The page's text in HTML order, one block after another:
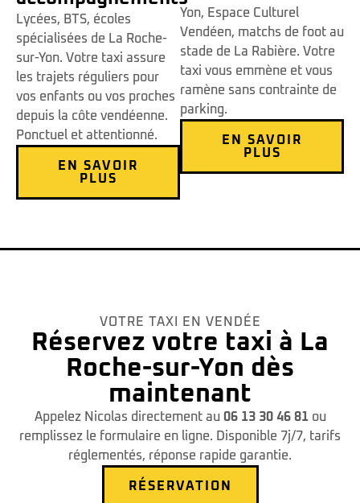
Lycées, BTS, écoles
spécialisées de La Roche-
sur-Yon. Votre taxi assure
les trajets réguliers pour
vos enfants ou vos proches
depuis la côte vendéenne.
Ponctuel et attentionné.
EN SAVOIR
PLUS
Yon, Espace Culturel
Vendéen, matchs de foot au
stade de La Rabière. Votre
taxi vous emmène et vous
ramène sans contrainte de
parking.
EN SAVOIR
PLUS
VOTRE TAXI EN VENDÉE
Réservez votre taxi à La
Roche-sur-Yon dès
maintenant
Appelez Nicolas directement au 06 13 30 46 81ou
remplissez le formulaire en ligne. Disponible 7j/7, tarifs
réglementés, réponse rapide garantie.
RÉSERVATION